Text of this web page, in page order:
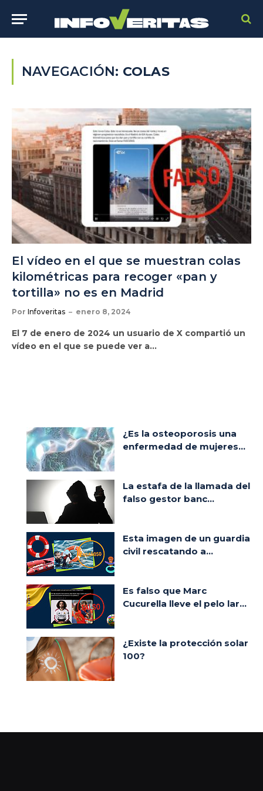
NAVEGACIÓN: COLAS
El vídeo en el que se muestran colas
kilométricas para recoger «pan y
tortilla» no es en Madrid
Por Infoveritas enero 8, 2024
El 7 de enero de 2024 un usuario de X compartió un
vídeo en el que se puede ver a…
¿Es la osteoporosis una
enfermedad de mujeres...
La estafa de la llamada del
falso gestor banc...
Esta imagen de un guardia
civil rescatando a...
Es falso que Marc
Cucurella lleve el pelo lar...
¿Existe la protección solar
100?